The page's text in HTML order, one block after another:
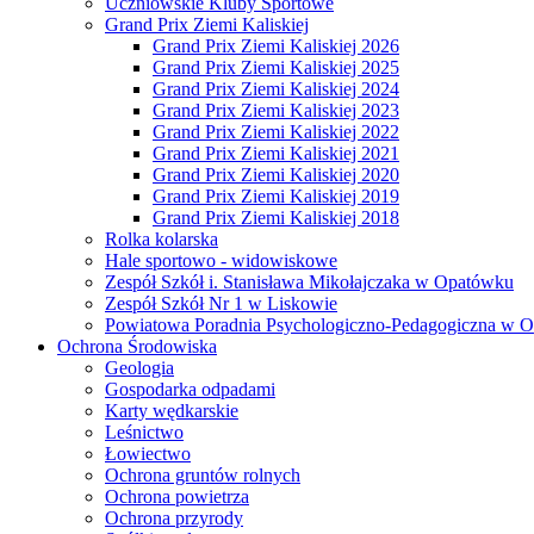
Grand Prix Ziemi Kaliskiej
Grand Prix Ziemi Kaliskiej 2026
Grand Prix Ziemi Kaliskiej 2025
Grand Prix Ziemi Kaliskiej 2024
Grand Prix Ziemi Kaliskiej 2023
Grand Prix Ziemi Kaliskiej 2022
Grand Prix Ziemi Kaliskiej 2021
Grand Prix Ziemi Kaliskiej 2020
Grand Prix Ziemi Kaliskiej 2019
Grand Prix Ziemi Kaliskiej 2018
Rolka kolarska
Hale sportowo - widowiskowe
Zespół Szkół i. Stanisława Mikołajczaka w Opatówku
Zespół Szkół Nr 1 w Liskowie
Powiatowa Poradnia Psychologiczno-Pedagogiczna w
Ochrona Środowiska
Geologia
Gospodarka odpadami
Karty wędkarskie
Leśnictwo
Łowiectwo
Ochrona gruntów rolnych
Ochrona powietrza
Ochrona przyrody